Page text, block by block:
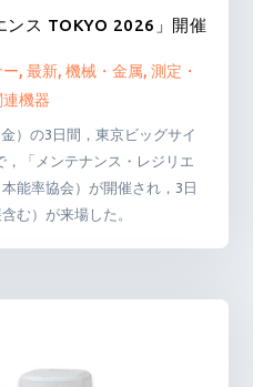
ンス TOKYO 2026」開催
,最新,機械・金属,測定・
機器
）の3日間，東京ビッグサイ
，「メンテナンス・レジリエ
能率協会）が開催され，3日
む）が来場した。